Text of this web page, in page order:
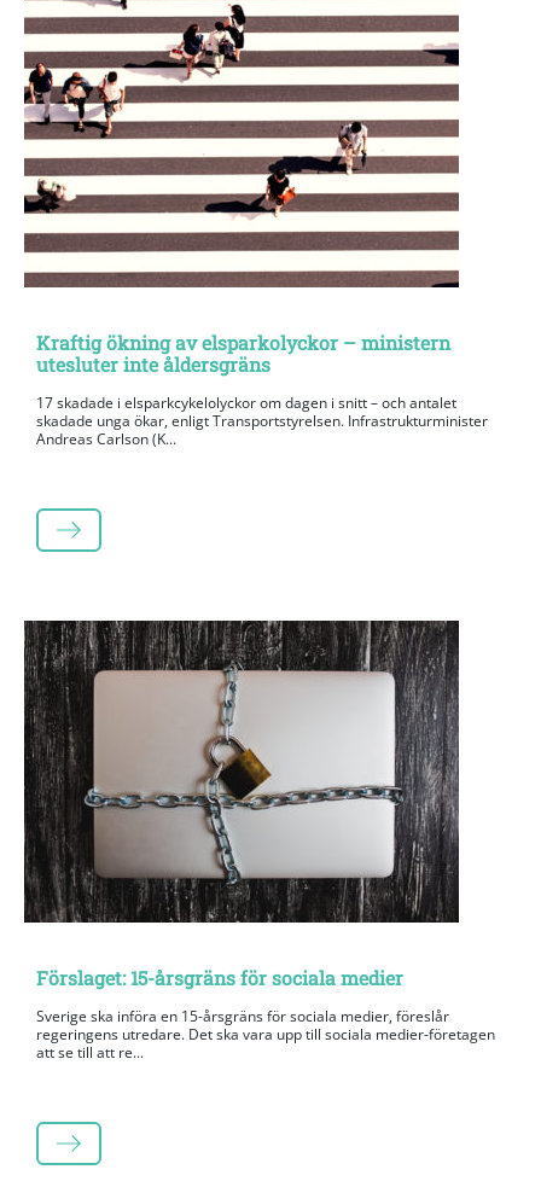
Kraftig ökning av elsparkolyckor – ministern
utesluter inte åldersgräns
17 skadade i elsparkcykelolyckor om dagen i snitt – och antalet
skadade unga ökar, enligt Transportstyrelsen. Infrastrukturminister
Andreas Carlson (K...
LÄS MER
Förslaget: 15-årsgräns för sociala medier
Sverige ska införa en 15-årsgräns för sociala medier, föreslår
regeringens utredare. Det ska vara upp till sociala medier-företagen
att se till att re...
LÄS MER